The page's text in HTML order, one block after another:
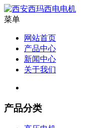
菜单
网站首页
产品中心
新闻中心
关于我们
产品分类